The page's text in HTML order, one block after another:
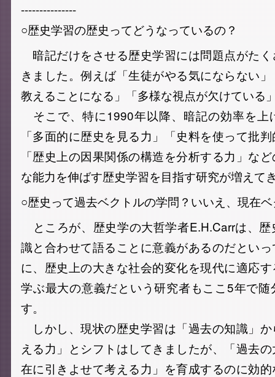
---------------
○歴史学習の歴史ってどうなっているの？
暗記だけをさせる歴史学習には問題点がた
きました。例えば「生徒がやる気にならない
教えることになる」「多様な視点が欠けている
そこで、特に1990年以降、暗記の効率を上
「多面的に歴史を見る力」「史料を使って批
「歴史上の因果関係の構造を分析する力」な
な能力を伸ばす歴史学習を目指す研究が増えて
○歴史って過去ベクトルの学問？いいえ、現在
ところが、歴史学の大哲学者E.H.Carrは、
識と合わせて語ることに意義があるのだとい
に、歴史上の大きな社会的変化を現代に適応
学ぶ最大の意義だという研究者もここ5年で
す。
しかし、現状の歴史学習は「過去の知識」
える力」とシフトはしてきましたが、「過去
在に引きよせて考える力」を育成するのに効